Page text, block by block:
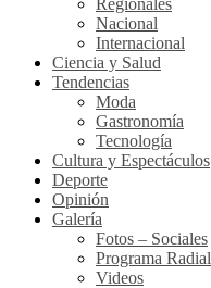
Regionales
Nacional
Internacional
Ciencia y Salud
Tendencias
Moda
Gastronomía
Tecnología
Cultura y Espectáculos
Deporte
Opinión
Galería
Fotos – Sociales
Programa Radial
Videos